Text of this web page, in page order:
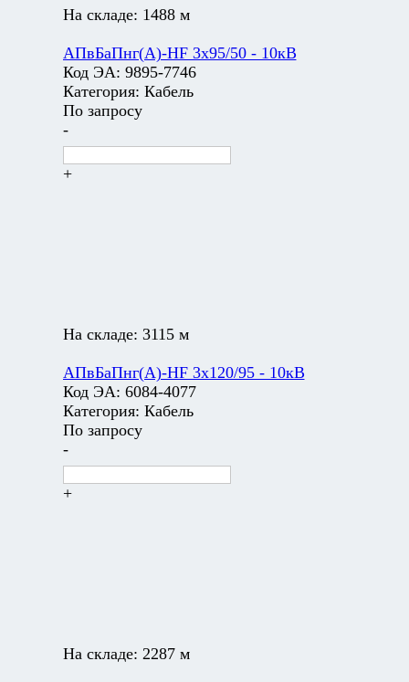
На складе: 1488 м
АПвБаПнг(А)-HF 3х95/50 - 10кВ
Код ЭА: 9895-7746
Категория: Кабель
По запросу
-
+
На складе: 3115 м
АПвБаПнг(А)-HF 3х120/95 - 10кВ
Код ЭА: 6084-4077
Категория: Кабель
По запросу
-
+
На складе: 2287 м